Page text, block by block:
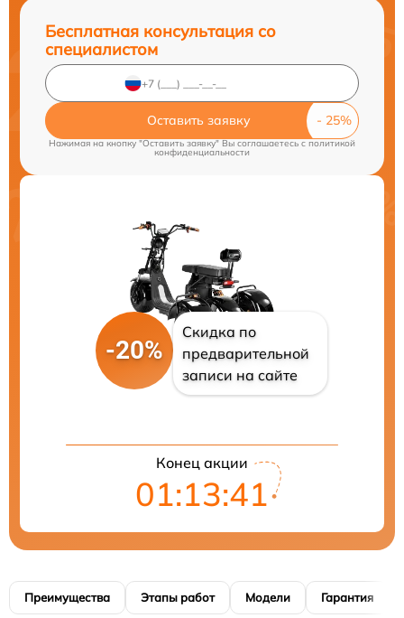
Бесплатная консультация со
специалистом
Оставить заявку
Нажимая на кнопку "Оставить заявку" Вы соглашаетесь cполитикой
конфиденциальности
-20%
Скидка по
предварительной
записи на сайте
Конец акции
01:13:40
Преимущества Этапы работ Модели Гарантия